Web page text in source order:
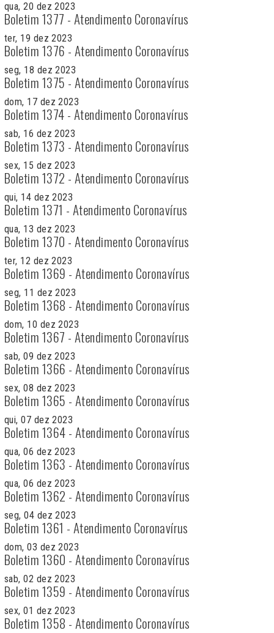
qua, 20 dez 2023
Boletim 1377 - Atendimento Coronavírus
ter, 19 dez 2023
Boletim 1376 - Atendimento Coronavírus
seg, 18 dez 2023
Boletim 1375 - Atendimento Coronavírus
dom, 17 dez 2023
Boletim 1374 - Atendimento Coronavírus
sab, 16 dez 2023
Boletim 1373 - Atendimento Coronavírus
sex, 15 dez 2023
Boletim 1372 - Atendimento Coronavírus
qui, 14 dez 2023
Boletim 1371 - Atendimento Coronavírus
qua, 13 dez 2023
Boletim 1370 - Atendimento Coronavírus
ter, 12 dez 2023
Boletim 1369 - Atendimento Coronavírus
seg, 11 dez 2023
Boletim 1368 - Atendimento Coronavírus
dom, 10 dez 2023
Boletim 1367 - Atendimento Coronavírus
sab, 09 dez 2023
Boletim 1366 - Atendimento Coronavírus
sex, 08 dez 2023
Boletim 1365 - Atendimento Coronavírus
qui, 07 dez 2023
Boletim 1364 - Atendimento Coronavírus
qua, 06 dez 2023
Boletim 1363 - Atendimento Coronavírus
qua, 06 dez 2023
Boletim 1362 - Atendimento Coronavírus
seg, 04 dez 2023
Boletim 1361 - Atendimento Coronavírus
dom, 03 dez 2023
Boletim 1360 - Atendimento Coronavírus
sab, 02 dez 2023
Boletim 1359 - Atendimento Coronavírus
sex, 01 dez 2023
Boletim 1358 - Atendimento Coronavírus